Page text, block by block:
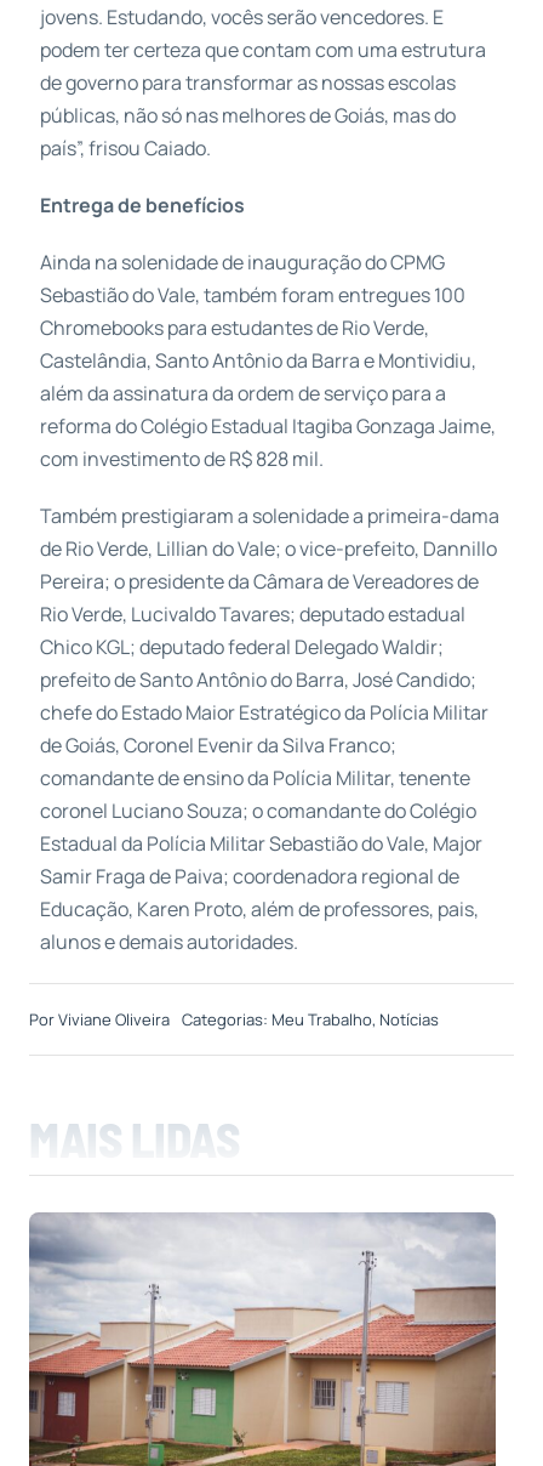
jovens. Estudando, vocês serão vencedores. E
podem ter certeza que contam com uma estrutura
de governo para transformar as nossas escolas
públicas, não só nas melhores de Goiás, mas do
país”, frisou Caiado.
Entrega de benefícios
Ainda na solenidade de inauguração do CPMG
Sebastião do Vale, também foram entregues 100
Chromebooks para estudantes de Rio Verde,
Castelândia, Santo Antônio da Barra e Montividiu,
além da assinatura da ordem de serviço para a
reforma do Colégio Estadual Itagiba Gonzaga Jaime,
com investimento de R$ 828 mil.
Também prestigiaram a solenidade a primeira-dama
de Rio Verde, Lillian do Vale; o vice-prefeito, Dannillo
Pereira; o presidente da Câmara de Vereadores de
Rio Verde, Lucivaldo Tavares; deputado estadual
Chico KGL; deputado federal Delegado Waldir;
prefeito de Santo Antônio do Barra, José Candido;
chefe do Estado Maior Estratégico da Polícia Militar
de Goiás, Coronel Evenir da Silva Franco;
comandante de ensino da Polícia Militar, tenente
coronel Luciano Souza; o comandante do Colégio
Estadual da Polícia Militar Sebastião do Vale, Major
Samir Fraga de Paiva; coordenadora regional de
Educação, Karen Proto, além de professores, pais,
alunos e demais autoridades.
PorViviane Oliveira Categorias: Meu Trabalho, Notícias
MAIS LIDAS